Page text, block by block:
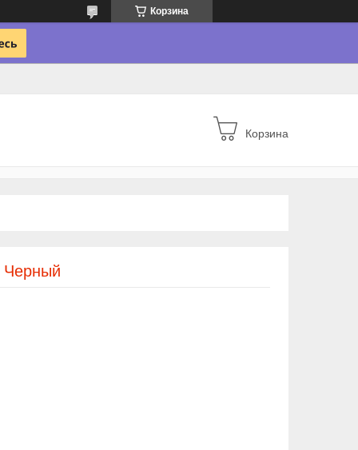
Корзина
Корзина